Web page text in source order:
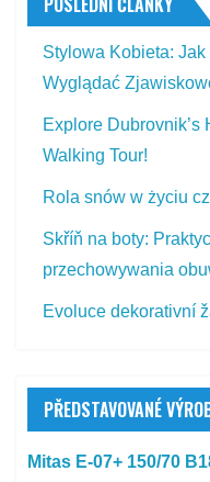
Stylowa Kobieta:
Wyglądać
Explore Dubrovnik’s
Walking Tour!
Rola snów w życiu
Skříň na boty:
przechowywania
Evoluce dekorativní
PŘEDSTAVOVANÉ
Mitas E-07+ 150/70